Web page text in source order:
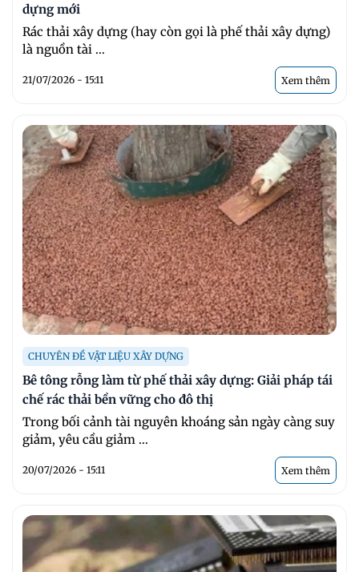
dựng mới
Rác thải xây dựng (hay còn gọi là phế thải xây dựng)
là nguồn tài ...
21/07/2026 - 15:11 Xem thêm
CHUYÊN ĐỀ VẬT LIỆU XÂY DỰNG
Bê tông rỗng làm từ phế thải xây dựng: Giải pháp tái
chế rác thải bền vững cho đô thị
Trong bối cảnh tài nguyên khoáng sản ngày càng suy
giảm, yêu cầu giảm ...
20/07/2026 - 15:11 Xem thêm